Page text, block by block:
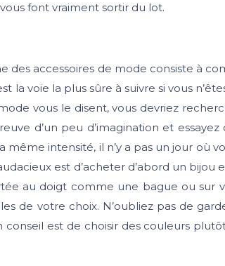
font vraiment sortir du lot.
des accessoires de mode consiste à
voie la plus sûre à suivre si vous
vous le disent, vous devriez
d’un peu d’imagination et essayez
intensité, il n’y a pas un jour où
est d’acheter d’abord un bijou
au doigt comme une bague ou sur
de votre choix. N’oubliez pas de
est de choisir des couleurs